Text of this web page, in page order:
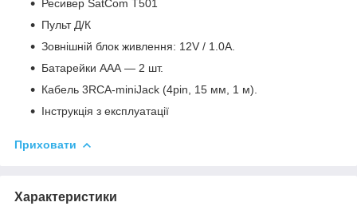
Ресивер SatCom T501
Пульт Д/К
Зовнішній блок живлення: 12V / 1.0A.
Батарейки ААА — 2 шт.
Кабель 3RCA-miniJack (4pin, 15 мм, 1 м).
Інструкція з експлуатації
Приховати
Характеристики